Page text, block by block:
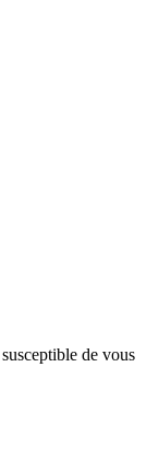
de vous